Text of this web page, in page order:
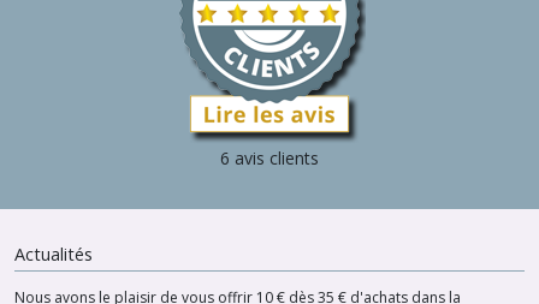
6 avis clients
Actualités
Nous avons le plaisir de vous offrir 10 € dès 35 € d'achats dans la